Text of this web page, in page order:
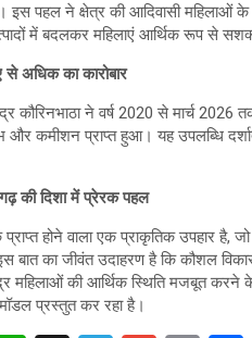
इस पहल ने क्षेत्र की आदिवासी
में बदलकर महिलाएं आर्थिक रूप से
अधिक का कारोबार
कौरिनभाठा ने वर्ष 2020 से मार्च
कमीशन प्राप्त हुआ। यह उपलब्धि
की दिशा में प्रेरक पहल
होने वाला एक प्राकृतिक उपहार
बात का जीवंत उदाहरण है कि कौशल
महिलाओं की आर्थिक स्थिति मजबूत करने
प्रस्तुत कर रहा है।